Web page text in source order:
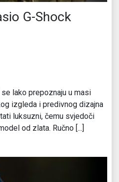
G-Shock
lako prepoznaju u masi
izgleda i predivnog dizajna
luksuzni, čemu svjedoči
od zlata. Ručno [...]